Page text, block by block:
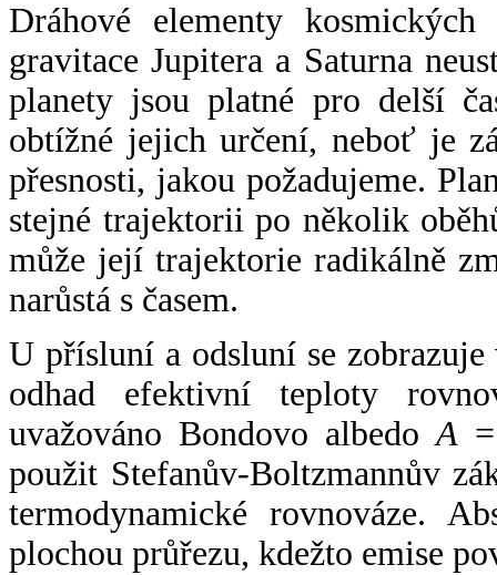
Dráhové elementy
gravitace Jupitera a Saturna
planety jsou platné pro delší
obtížné jejich určení, neboť je
přesnosti, jakou požadujeme.
stejné trajektorii po několik
může její trajektorie radikálně
narůstá s časem.
U přísluní a odsluní se
odhad efektivní teploty
uvažováno Bondovo albedoA
použit Stefanův-Boltzmannův
termodynamické rovnováze.
plochou průřezu, kdežto emise